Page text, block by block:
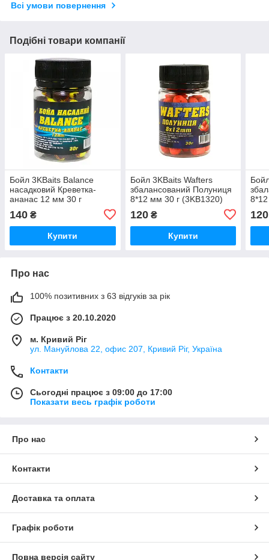
Всі умови повернення
Подібні товари компанії
Бойл 3KBaits Balance
насадковий Креветка-
ананас 12 мм 30 г
140 ₴
Купити
Бойл 3KBaits Wafters
збалансований Полуниця
8*12 мм 30 г (3KB1320)
120₴
Купити
120
Про нас
100% позитивних з 63 відгуків за рік
Працює з 20.10.2020
м. Кривий Ріг
ул. Мануйлова 22, офис 207, Кривий Ріг, Україна
Контакти
Сьогодні працює з 09:00 до 17:00
Показати весь графік роботи
Про нас
Контакти
Доставка та оплата
Графік роботи
Повна версія сайту